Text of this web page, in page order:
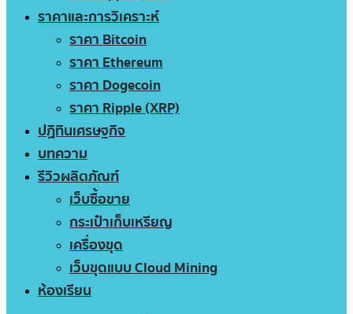
ราคาและการวิเคราะห์
ราคา Bitcoin
ราคา Ethereum
ราคา Dogecoin
ราคา Ripple (XRP)
ปฏิทินเศรษฐกิจ
บทความ
รีวิวผลิตภัณฑ์
เว็บซื้อขาย
กระเป๋าเก็บเหรียญ
เครื่องขุด
เว็บขุดแบบ Cloud Mining
ห้องเรียน